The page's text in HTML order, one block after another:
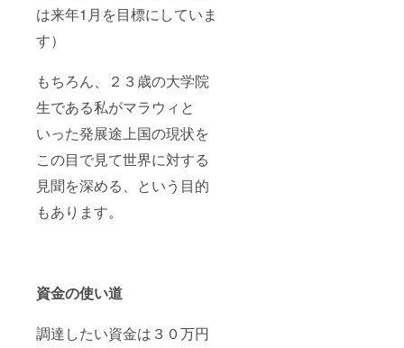
は来年1月を目標にしていま
す）
もちろん、２３歳の大学院
生である私がマラウィと
いった発展途上国の現状を
この目で見て世界に対する
見聞を深める、という目的
もあります。
資金の使い道
調達したい資金は３０万円